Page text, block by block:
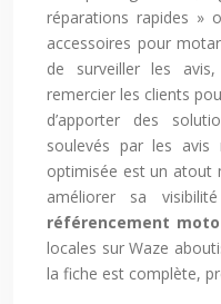
réparations rapides »
accessoires pour
de surveiller les
remercier les clients
d’apporter des
soulevés par les avis
optimisée est un atout
améliorer sa
référencement moto
locales sur Waze
la fiche est complète,